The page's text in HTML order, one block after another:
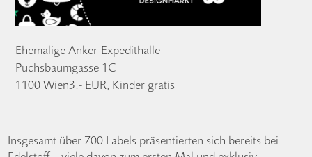
Ehemalige Anker-Expedithalle
Puchsbaumgasse 1C
1100 Wien3.- EUR, Kinder gratis
Insgesamt über 700 Labels präsentierten sich bereits bei